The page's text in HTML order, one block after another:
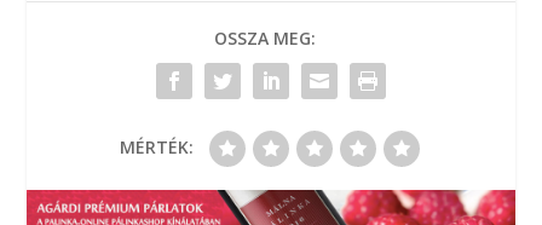
OSSZA MEG:
MÉRTÉK: